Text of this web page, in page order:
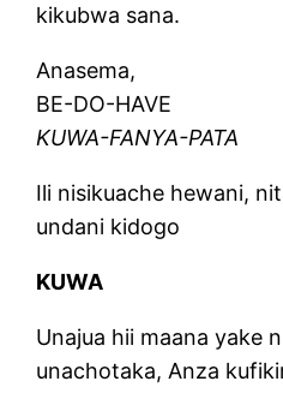
kikubwa sana.
Anasema,
BE-DO-HAVE
KUWA-FANYA-PATA
Ili nisikuache hewani,
undani kidogo
KUWA
Unajua hii maana yake
unachotaka, Anza